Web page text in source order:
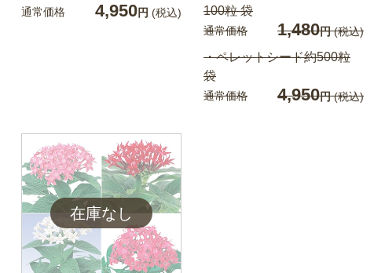
通常価格 4,950円 (税込)
100粒 袋
通常価格 1,480円(税込)
・ペレットシード約500粒
袋
通常価格 4,950円(税込)